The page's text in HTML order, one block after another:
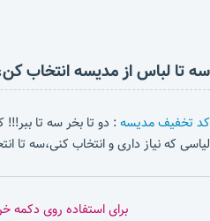
سه تا لباس از مدیسه انتخاب
کد تخفیف مدیسه: دو تا بخر سه تا ببر!!!
لیاسی که نیاز داری و انتخاب کنی،سه تا
برای استفاده روی دکمه